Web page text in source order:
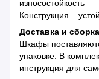
износостойкость
Конструкция –
Доставка и
Шкафы
упаковке. В
инструкция для